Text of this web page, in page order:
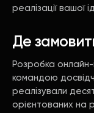
реалізації вашої
Де
Розробка онлайн-
командою
реалізували
орієнтованих на